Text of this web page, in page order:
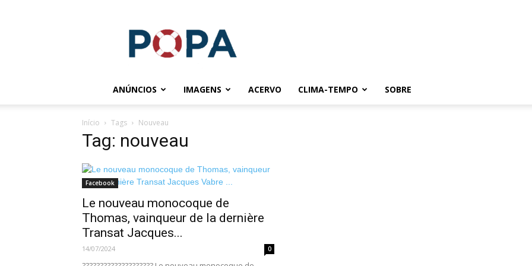
ANÚNCIOS IMAGENS ACERVO CLIMA-TEMPO SOBRE
Início Tags Nouveau
Tag: nouveau
Facebook
Le nouveau monocoque de
Thomas, vainqueur de la dernière
Transat Jacques...
14/07/2024 0